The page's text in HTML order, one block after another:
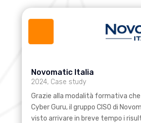
Novomatic Italia
2024, Case study
Grazie alla modalità formativa
Cyber Guru, il gruppo CISO di
visto arrivare in breve tempo i